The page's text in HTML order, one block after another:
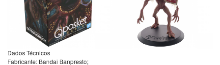
Dados Técnicos
Fabricante: Bandai Banpresto;